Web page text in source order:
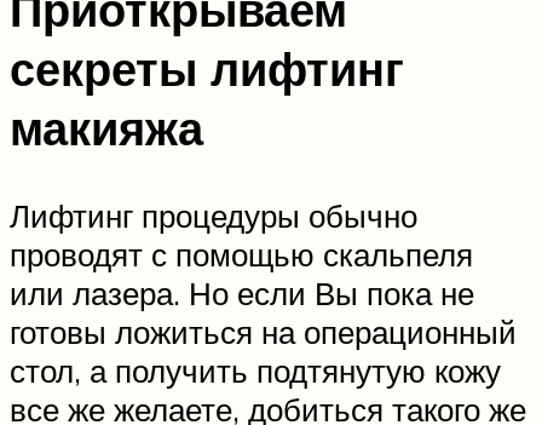
секреты лифтинг
макияжа
Лифтинг процедуры обычно
проводят с помощью скальпеля
или лазера. Но если Вы пока не
готовы ложиться на операционный
стол, а получить подтянутую кожу
все же желаете, добиться такого же